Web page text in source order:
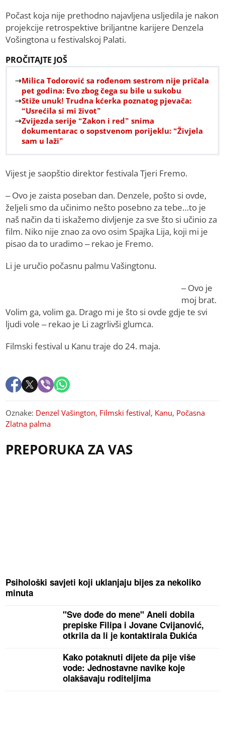
Počast koja nije prethodno najavljena usljedila je nakon
projekcije retrospektive briljantne karijere Denzela
Vošingtona u festivalskoj Palati.
PROČITAJTE JOŠ
Milica Todorović sa rođenom sestrom nije pričala
pet godina: Evo zbog čega su bile u sukobu
Stiže unuk! Trudna kćerka poznatog pjevača:
“Usrećila si mi život”
Zvijezda serije “Zakon i red” snima
dokumentarac o sopstvenom porijeklu: “Živjela
sam u laži”
Vijest je saopštio direktor festivala Tjeri Fremo.
– Ovo je zaista poseban dan. Denzele, pošto si ovde,
željeli smo da učinimo nešto posebno za tebe…to je
naš način da ti iskažemo divljenje za sve što si učinio za
film. Niko nije znao za ovo osim Spajka Lija, koji mi je
pisao da to uradimo – rekao je Fremo.
Li je uručio počasnu palmu Vašingtonu.
– Ovo je
moj brat.
Volim ga, volim ga. Drago mi je što si ovde gdje te svi
ljudi vole – rekao je Li zagrlivši glumca.
Filmski festival u Kanu traje do 24. maja.
Oznake: Denzel Vašington, Filmski festival, Kanu, Počasna
Zlatna palma
PREPORUKA ZA VAS
Psihološki savjeti koji uklanjaju bijes za nekoliko
minuta
"Sve dođe do mene" Aneli dobila
prepiske Filipa i Jovane Cvijanović,
otkrila da li je kontaktirala Đukića
Kako potaknuti dijete da pije više
vode: Jednostavne navike koje
olakšavaju roditeljima